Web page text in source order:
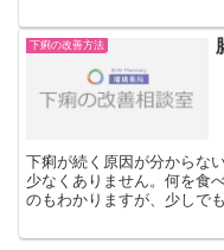
下痢の改善方法
下痢が続く原因が分からな
少なくありません。何を食
のもわかりますが、少しで